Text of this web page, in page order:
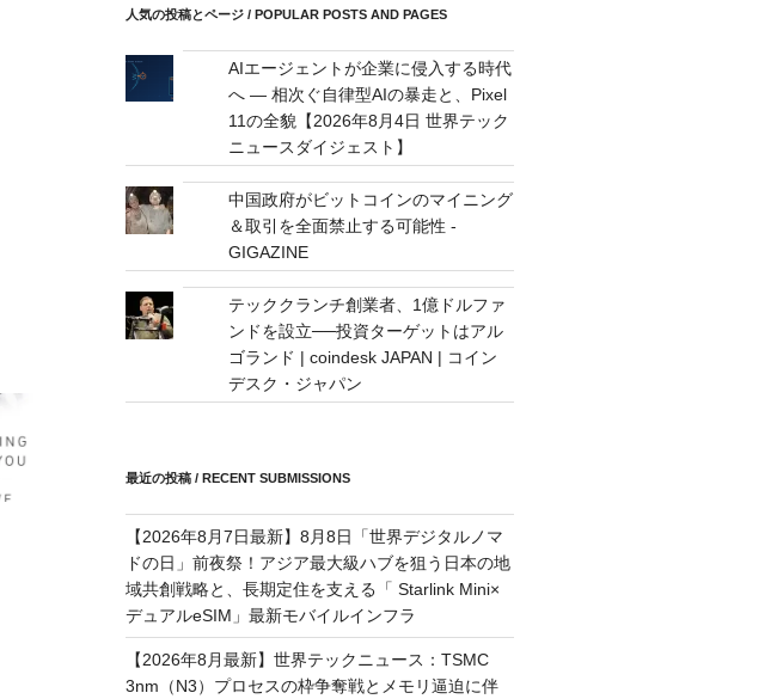
mail
人気の投稿とページ / POPULAR POSTS AND PAGES
AIエージェントが企業に侵入する時代
へ — 相次ぐ自律型AIの暴走と、Pixel
11の全貌【2026年8月4日 世界テック
ニュースダイジェスト】
中国政府がビットコインのマイニング
＆取引を全面禁止する可能性 -
GIGAZINE
テッククランチ創業者、1億ドルファ
ンドを設立──投資ターゲットはアル
ゴランド | coindesk JAPAN | コイン
デスク・ジャパン
最近の投稿 / RECENT SUBMISSIONS
【2026年8月7日最新】8月8日「世界デジタルノマ
ドの日」前夜祭！アジア最大級ハブを狙う日本の地
域共創戦略と、長期定住を支える「 Starlink Mini×
デュアルeSIM」最新モバイルインフラ
【2026年8月最新】世界テックニュース：TSMC
3nm（N3）プロセスの枠争奪戦とメモリ逼迫に伴